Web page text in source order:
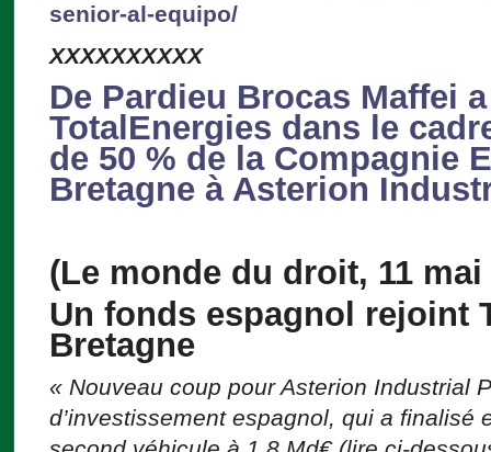
senior-al-equipo/
XXXXXXXXXX
De Pardieu Brocas Maffei
TotalEnergies dans le
de 50 % de la Compagnie
Bretagne à Asterion
(Le monde du droit, 11 mai
Un fonds espagnol rejoint
Bretagne
« Nouveau coup pour Asterion Industrial
d’investissement espagnol, qui a finalisé